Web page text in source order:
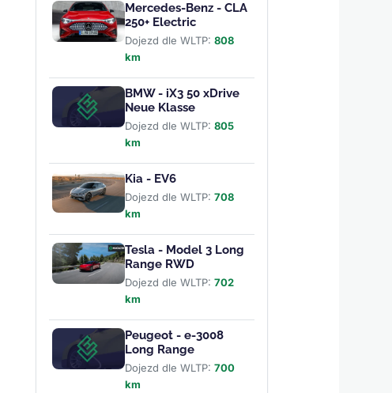
Mercedes-Benz - CLA
250+ Electric
Dojezd dle WLTP: 808
km
BMW - iX3 50 xDrive
Neue Klasse
Dojezd dle WLTP: 805
km
Kia - EV6
Dojezd dle WLTP: 708
km
Tesla - Model 3 Long
Range RWD
Dojezd dle WLTP: 702
km
Peugeot - e-3008
Long Range
Dojezd dle WLTP: 700
km